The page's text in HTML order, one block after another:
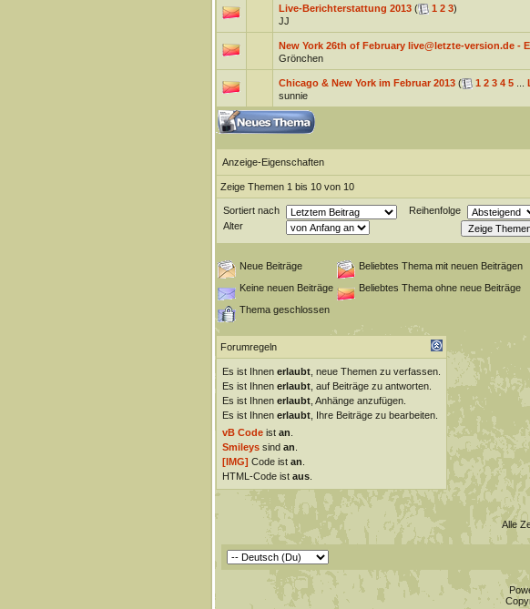
Live-Berichterstattung 2013 ( 1 2 3)
JJ
New York 26th of February live@letzte-version.de -
Grönchen
Chicago & New York im Februar 2013 ( 1 2 3 4 5...
sunnie
Anzeige-Eigenschaften
Zeige Themen 1 bis 10 von 10
Sortiert nach
Reihenfolge
Alter
Neue Beiträge
Beliebtes Thema mit neuen Beiträgen
Keine neuen Beiträge
Beliebtes Thema ohne neue Beiträge
Thema geschlossen
Forumregeln
Es ist Ihnen erlaubt, neue Themen zu verfassen.
Es ist Ihnen erlaubt, auf Beiträge zu antworten.
Es ist Ihnen erlaubt, Anhänge anzufügen.
Es ist Ihnen erlaubt, Ihre Beiträge zu bearbeiten.
vB Codeist an
Smileyssind an
[IMG] Code ist an
HTML-Code ist aus.
Alle